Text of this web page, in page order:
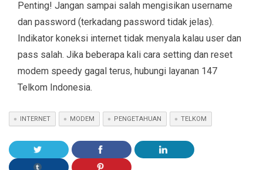
Penting! Jangan sampai salah mengisikan username
dan password (terkadang password tidak jelas).
Indikator koneksi internet tidak menyala kalau user dan
pass salah. Jika beberapa kali cara setting dan reset
modem speedy gagal terus, hubungi layanan 147
Telkom Indonesia.
INTERNET MODEM PENGETAHUAN TELKOM